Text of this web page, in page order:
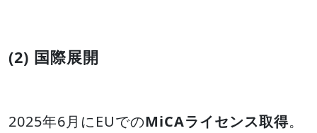
(2) 国際展開
2025年6月にEUでのMiCAライセンス取得。